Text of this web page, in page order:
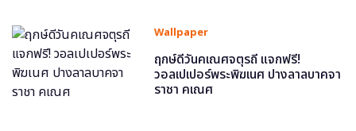
Wallpaper
ฤกษ์ดีวันคเณศจตุรถี แจกฟรี!
วอลเปเปอร์พระพิฆเนศ ปางลาลบาคจา
ราชา คเณศ